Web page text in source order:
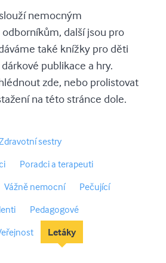
nemocným
další jsou pro
také knížky pro děti
publikace a hry.
zde, nebo prolistovat
na této stránce dole.
sestry
Poradci a terapeuti
Vážně nemocní
Pečující
Pedagogové
Letáky